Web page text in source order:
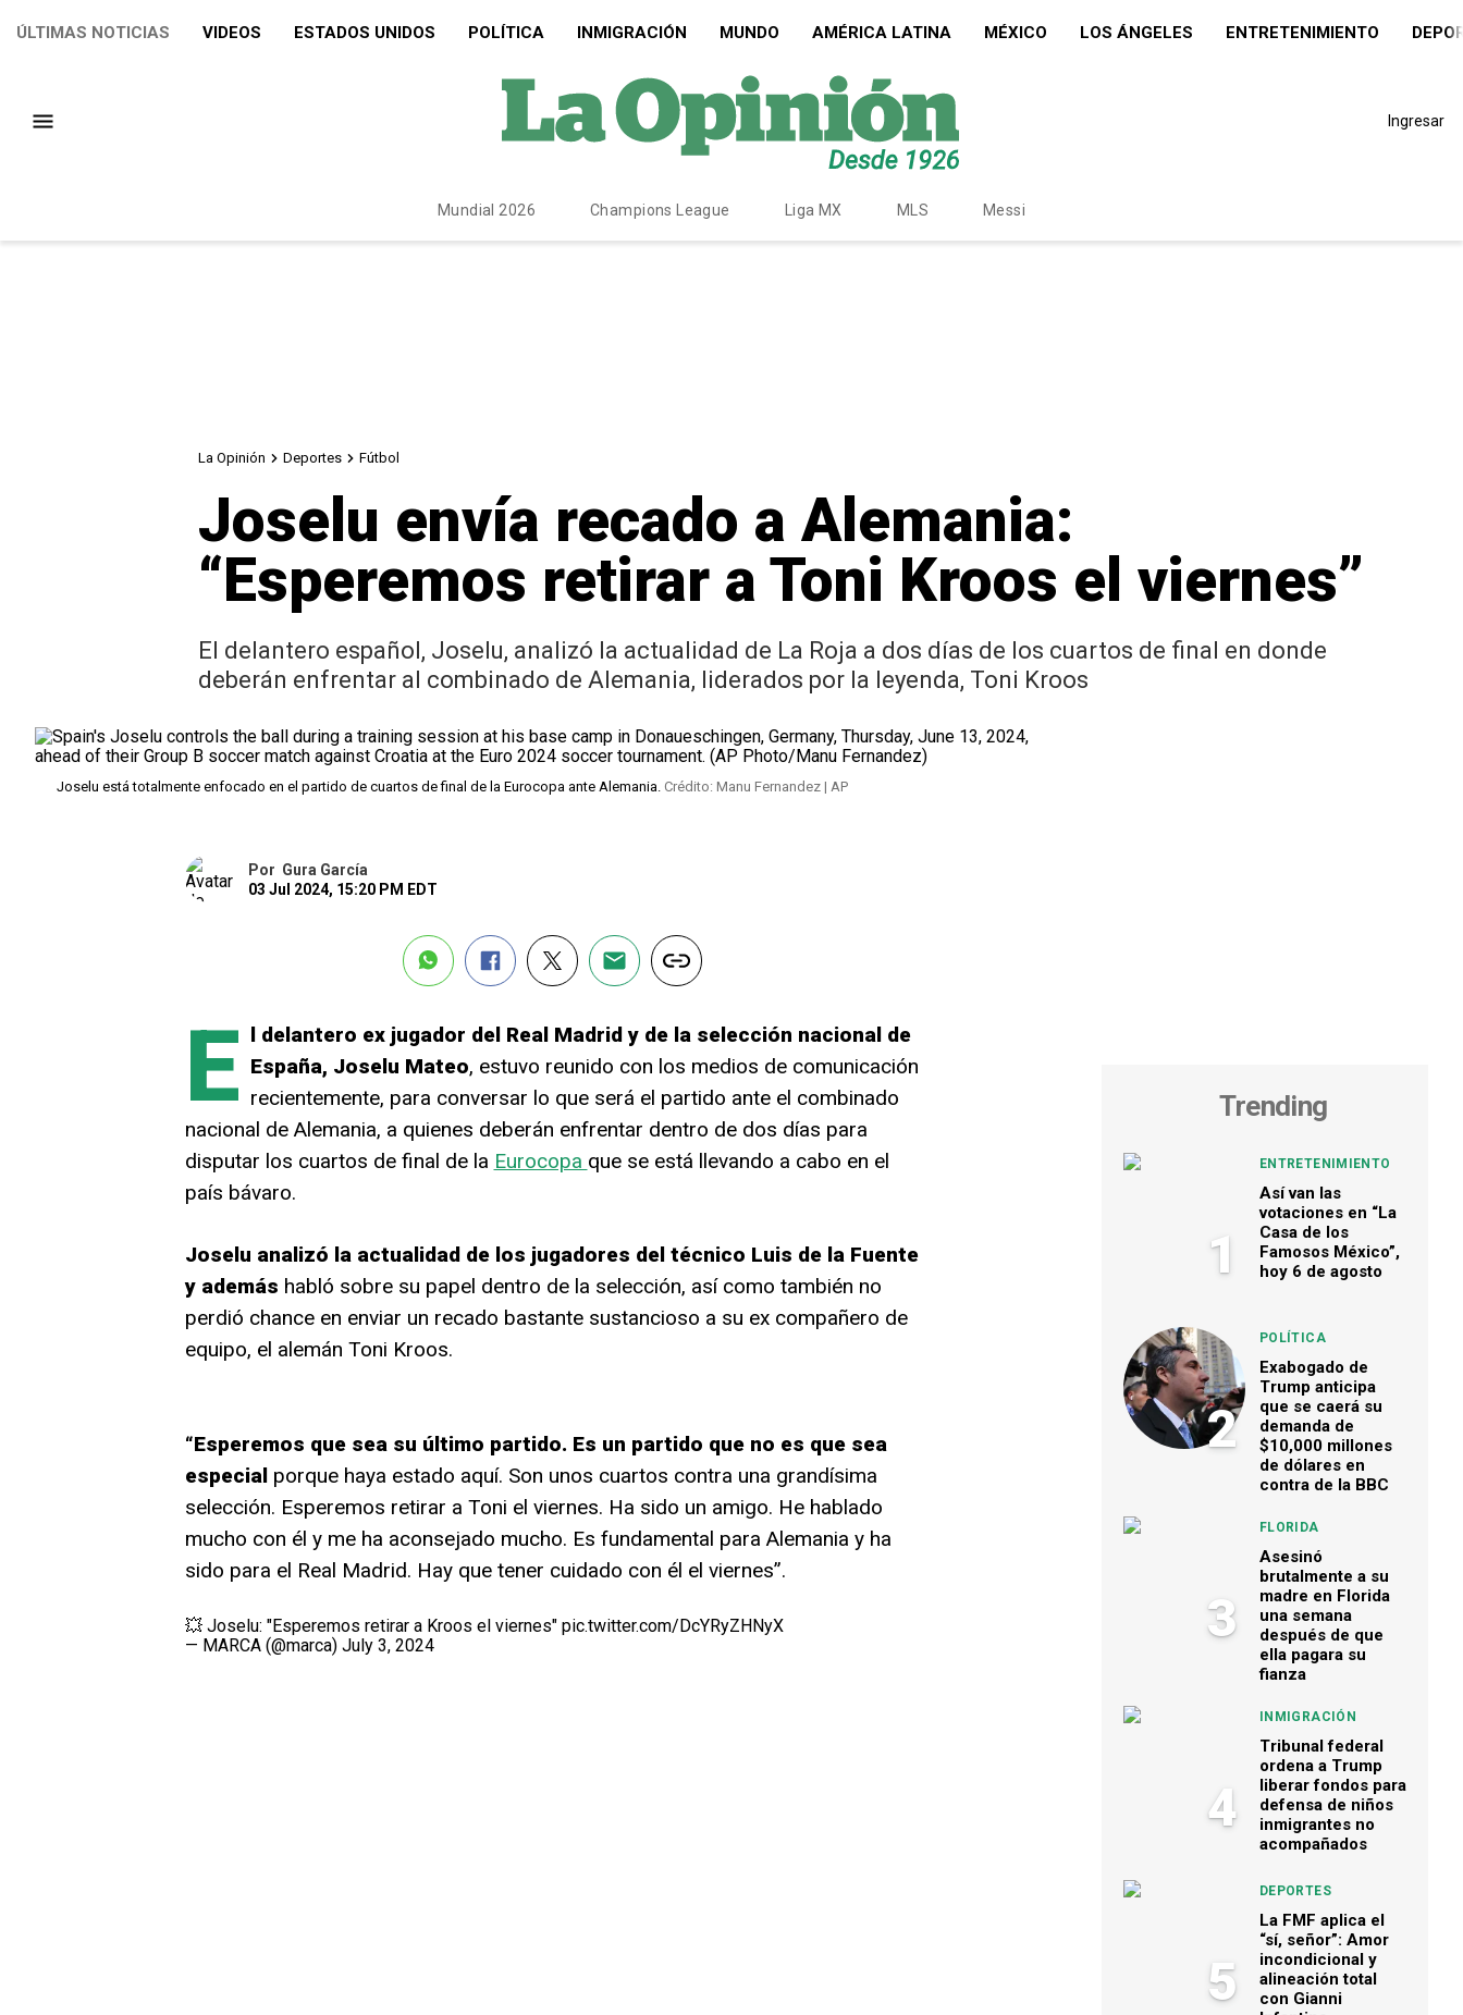
ÚLTIMAS NOTICIAS VIDEOS ESTADOS UNIDOS POLÍTICA INMIGRACIÓN MUNDO AMÉRICA LATINA MÉXICO LOS ÁNGELES ENTRETENIMIENTO
Ingresar
Mundial 2026 Champions League Liga MX MLS Messi
La Opinión Deportes Fútbol
Joselu envía recado a Alemania:
“Esperemos retirar a Toni Kroos el viernes”
El delantero español, Joselu, analizó la actualidad de La Roja a dos días de los cuartos de final en donde
deberán enfrentar al combinado de Alemania, liderados por la leyenda, Toni Kroos
Joselu está totalmente enfocado en el partido de cuartos de final de la Eurocopa ante Alemania. Crédito: Manu Fernandez | AP
Por Gura García
03 Jul 2024, 15:20 PM EDT
E l delantero ex jugador del Real Madrid y de la selección nacional de
España, Joselu Mateo, estuvo reunido con los medios de comunicación
recientemente, para conversar lo que será el partido ante el combinado
nacional de Alemania, a quienes deberán enfrentar dentro de dos días para
disputar los cuartos de final de la Eurocopa que se está llevando a cabo en el
país bávaro.
Joselu analizó la actualidad de los jugadores del técnico Luis de la Fuente
y además habló sobre su papel dentro de la selección, así como también no
perdió chance en enviar un recado bastante sustancioso a su ex compañero de
equipo, el alemán Toni Kroos.
“Esperemos que sea su último partido. Es un partido que no es que sea
especialporque haya estado aquí. Son unos cuartos contra una grandísima
selección. Esperemos retirar a Toni el viernes. Ha sido un amigo. He hablado
mucho con él y me ha aconsejado mucho. Es fundamental para Alemania y ha
sido para el Real Madrid. Hay que tener cuidado con él el viernes”.
💥 Joselu: "Esperemos retirar a Kroos el viernes" pic.twitter.com/DcYRyZHNyX
— MARCA (@marca) July 3, 2024
Trending
1
ENTRETENIMIENTO
Así van las
votaciones en “La
Casa de los
Famosos México”,
hoy 6 de agosto
2
POLÍTICA
Exabogado de
Trump anticipa
que se caerá su
demanda de
$10,000 millones
de dólares en
contra de la BBC
3
FLORIDA
Asesinó
brutalmente a su
madre en Florida
una semana
después de que
ella pagara su
fianza
4
INMIGRACIÓN
Tribunal federal
ordena a Trump
liberar fondos para
defensa de niños
inmigrantes no
acompañados
5
DEPORTES
La FMF aplica el
“sí, señor”: Amor
incondicional y
alineación total
con Gianni